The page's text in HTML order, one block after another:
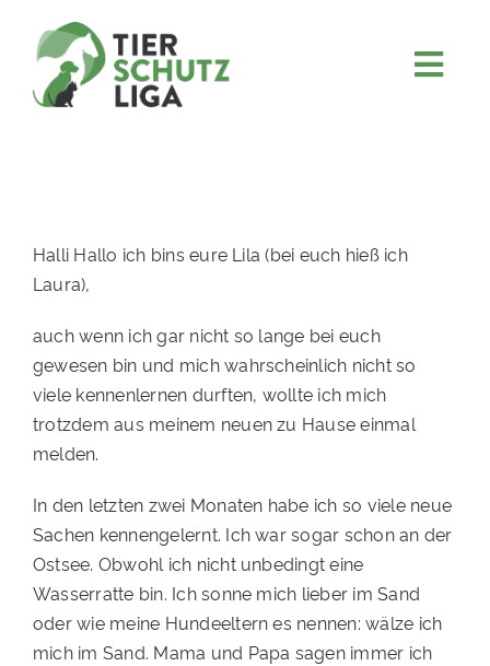
content
MITMACHEN
FÖRDERN & VERERBEN
KOOPERATIONEN
4KIDS
TIERHEIMTIERE
PATENSCHAFTEN
HELFER WERDEN
Halli Hallo ich bins eure Lila (bei euch hieß ich
Laura),
auch wenn ich gar nicht so lange bei euch
gewesen bin und mich wahrscheinlich nicht so
viele kennenlernen durften, wollte ich mich
trotzdem aus meinem neuen zu Hause einmal
melden.
In den letzten zwei Monaten habe ich so viele neue
Sachen kennengelernt. Ich war sogar schon an der
Ostsee. Obwohl ich nicht unbedingt eine
Wasserratte bin. Ich sonne mich lieber im Sand
oder wie meine Hundeeltern es nennen: wälze ich
mich im Sand. Mama und Papa sagen immer ich